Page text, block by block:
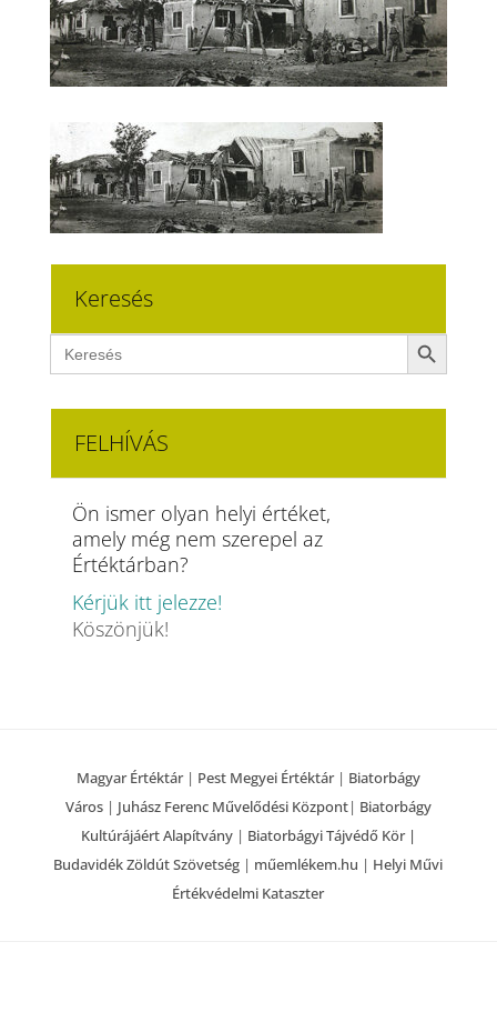
Keresés
Search
for:
Search Button
FELHÍVÁS
Ön ismer olyan helyi értéket,
amely még nem szerepel az
Értéktárban?
Kérjük itt jelezze!
Köszönjük!
Magyar Értéktár| Pest Megyei Értéktár| Biatorbágy
Város| Juhász Ferenc Művelődési Központ| Biatorbágy
Kultúrájáért Alapítvány| Biatorbágyi Tájvédő Kör |
Budavidék Zöldút Szövetség | műemlékem.hu | Helyi Művi
Értékvédelmi Kataszter